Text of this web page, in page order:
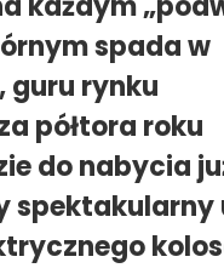
spada w
guru rynku
półtora roku
do nabycia